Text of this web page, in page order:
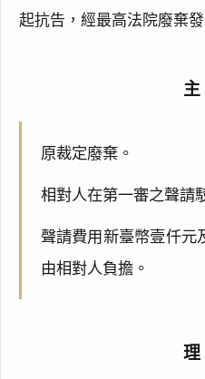
起抗告，經最高法院廢棄
原裁定廢棄。
相對人在第一審之聲請
聲請費用新臺幣壹仟元
由相對人負擔。